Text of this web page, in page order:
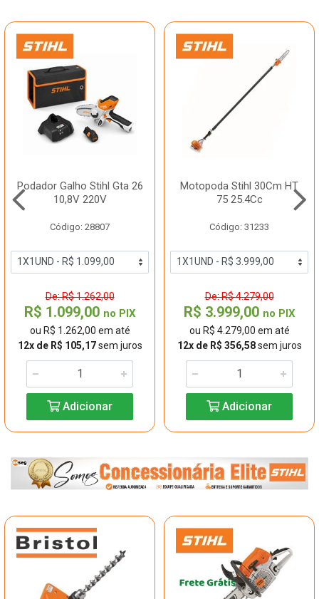
Podador Galho Stihl Gta 26
10,8V 220V
Código: 28807
De: R$ 1.262,00
R$ 1.099,00 no PIX
ou R$ 1.262,00 em até
12x de R$ 105,17sem juros
Adicionar
Motopoda Stihl 30Cm HT
75 25.4Cc
Código: 31233
De: R$ 4.279,00
R$ 3.999,00 no PIX
ou R$ 4.279,00 em até
12x de R$ 356,58sem juros
Adicionar